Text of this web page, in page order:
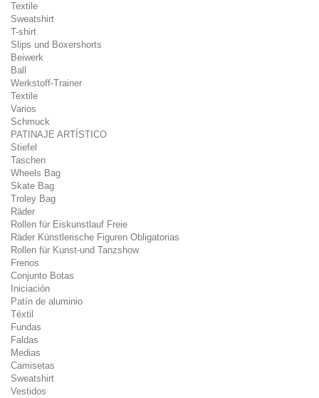
Textile
Sweatshirt
T-shirt
Slips und Boxershorts
Beiwerk
Ball
Werkstoff-Trainer
Textile
Varios
Schmuck
PATINAJE ARTÍSTICO
Stiefel
Taschen
Wheels Bag
Skate Bag
Troley Bag
Räder
Rollen für Eiskunstlauf Freie
Räder Künstlerische Figuren Obligatorias
Rollen für Kunst-und Tanzshow
Frenos
Conjunto Botas
Iniciación
Patín de aluminio
Téxtil
Fundas
Faldas
Medias
Camisetas
Sweatshirt
Vestidos